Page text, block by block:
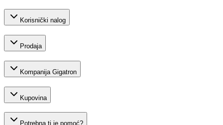
Korisnički nalog
Prodaja
Kompanija Gigatron
Kupovina
Potrebna ti je pomoć?